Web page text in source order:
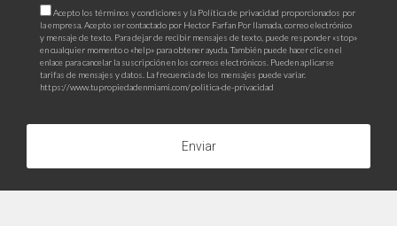
Acepto los términos y condiciones y la Política de privacidad proporcionados por
la empresa. Acepto ser contactado por Hector Farfan Por llamada, correo electrónico
y mensaje de texto. Para dejar de recibir mensajes de texto, puede responder «stop»
en cualquier momento o «help» para obtener ayuda. También puede hacer clic en el
enlace para cancelar la suscripción en los correos electrónicos. Pueden aplicarse
tarifas de mensajes y datos. La frecuencia de los mensajes puede variar.
https://www.tupropiedadenmiami.com/politica-de-privacidad
Enviar